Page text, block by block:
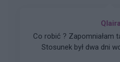
Qlaira
Co robić ? Zapomniałam
Stosunek był dwa dni